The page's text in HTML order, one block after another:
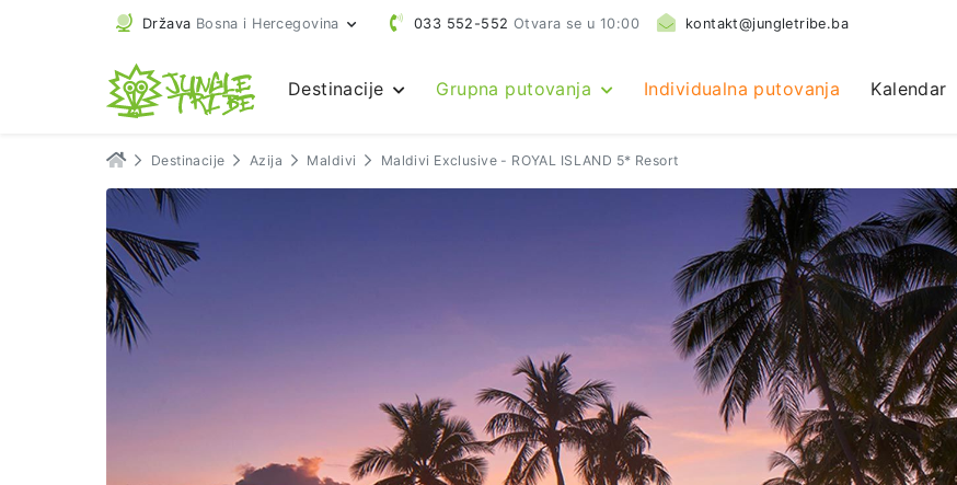
Država Bosna i Hercegovina 033 552-552 Otvara se u 10:00 kontakt@jungletribe.ba
Destinacije Grupna putovanja Individualna putovanja Kalendar
Destinacije Azija Maldivi Maldivi Exclusive - ROYAL ISLAND 5* Resort